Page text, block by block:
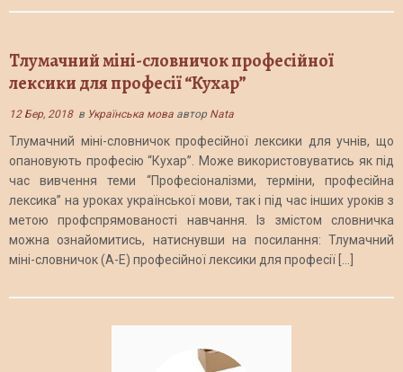
Тлумачний міні-словничок професійної
лексики для професії “Кухар”
12 Бер, 2018в Українська мова автор Nata
Тлумачний міні-словничок професійної лексики для учнів, що
опановують професію “Кухар”. Може використовуватись як під
час вивчення теми “Професіоналізми, терміни, професійна
лексика” на уроках української мови, так і під час інших уроків з
метою профспрямованості навчання. Із змістом словничка
можна ознайомитись, натиснувши на посилання: Тлумачний
міні-словничок (А-Е) професійної лексики для професії […]